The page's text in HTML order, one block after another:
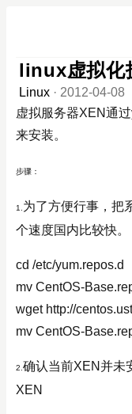
linux虚拟化
Linux · 2012-04-08
虚拟服务器XEN通
来安装。
步骤：
1. 为了方便行事，把
个速度国内比较快。
cd /etc/yum.repos.d
mv CentOS-
wget http://
mv CentOS-
2. 确认当前XEN并未
XEN